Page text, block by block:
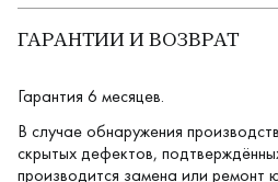
ГАРАНТИИ И ВОЗВРАТ
Гарантия 6 месяцев.
В случае обнаружения
скрытых дефектов,
производится замена или ремонт